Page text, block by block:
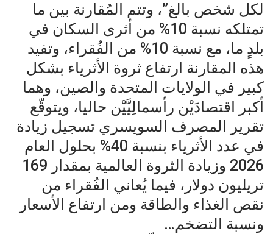
لكل شخص بالغ”، وتتم المُقارنة بين ما
تمتلكه نسبة 10% من أثرى السكان في
بلدٍ ما، مع نسبة 10% من الفُقراء، وتفيد
هذه المقارنة ارتفاع ثروة الأثرياء بشكل
كبير في الولايات المتحدة والصين، وهما
أكبر اقتصادَيْن رأسمالِيَّيْن حاليا، ويتوقّع
تقرير المصرف السويسري تسجيل زيادة
في عدد الأثرياء بنسبة 40% بحلول العام
2026 وزيادة الثروة العالمية بمقدار 169
تريليون دولار، فيما يُعاني الفُقراء من
نقص الغذاء والطاقة ومن ارتفاع الأسعار
ونسبة التضخم…